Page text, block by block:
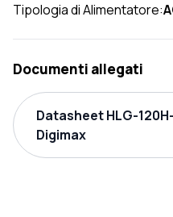
Tipologia di Alimentatore:
Documenti allegati
Datasheet HLG-120H-
Digimax